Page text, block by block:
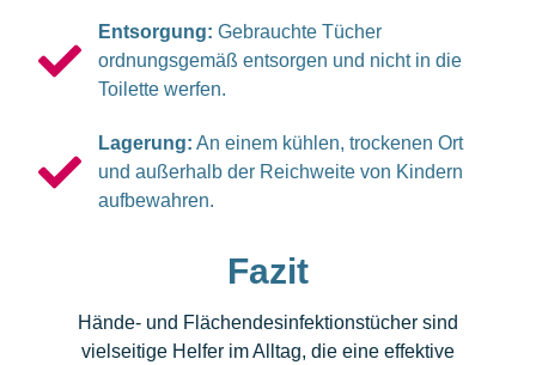
Entsorgung: Gebrauchte Tücher
ordnungsgemäß entsorgen und nicht in die
Toilette werfen.
Lagerung: An einem kühlen, trockenen Ort
und außerhalb der Reichweite von Kindern
aufbewahren.
Fazit
Hände- und Flächendesinfektionstücher sind
vielseitige Helfer im Alltag, die eine effektive